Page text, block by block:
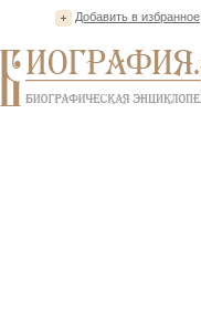
Добавить в избранное